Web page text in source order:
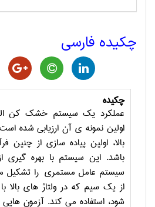
چکیده فارسی
چکیده
عملکرد یک سیستم خشک کن
اولین نمونه ی آن ارزیابی شده
بالا، اولین پیاده سازی از
باشد. این سیستم با بهره گیری
سیستم عامل مستمری را تشکیل
از یک سیم که در ولتاژ های
شود، استفاده می کند. آزمون هایی